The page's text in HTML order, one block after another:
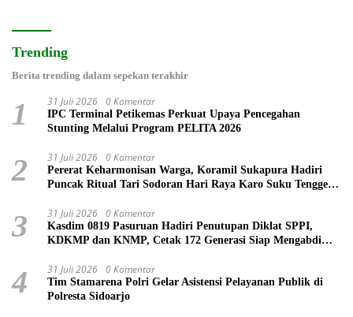
Trending
Berita trending dalam sepekan terakhir
1 31 Juli 2026 0 Komentar
IPC Terminal Petikemas Perkuat Upaya Pencegahan
Stunting Melalui Program PELITA 2026
2 31 Juli 2026 0 Komentar
Pererat Keharmonisan Warga, Koramil Sukapura Hadiri
Puncak Ritual Tari Sodoran Hari Raya Karo Suku Tengger
3 31 Juli 2026 0 Komentar
Kasdim 0819 Pasuruan Hadiri Penutupan Diklat SPPI,
KDKMP dan KNMP, Cetak 172 Generasi Siap Mengabdi
4 31 Juli 2026 0 Komentar
Tim Stamarena Polri Gelar Asistensi Pelayanan Publik di
Polresta Sidoarjo